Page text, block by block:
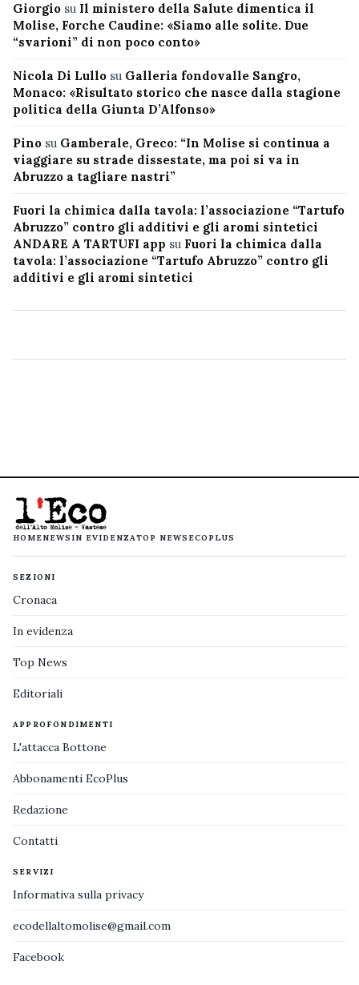
Giorgio su Il ministero della Salute dimentica il
Molise, Forche Caudine: «Siamo alle solite. Due
“svarioni” di non poco conto»
Nicola Di Lullo su Galleria fondovalle Sangro,
Monaco: «Risultato storico che nasce dalla stagione
politica della Giunta D’Alfonso»
Pino su Gamberale, Greco: “In Molise si continua a
viaggiare su strade dissestate, ma poi si va in
Abruzzo a tagliare nastri”
Fuori la chimica dalla tavola: l’associazione “Tartufo
Abruzzo” contro gli additivi e gli aromi sintetici
ANDARE A TARTUFI app su Fuori la chimica dalla
tavola: l’associazione “Tartufo Abruzzo” contro gli
additivi e gli aromi sintetici
HOMENEWS IN EVIDENZATOP NEWS ECOPLUS
SEZIONI
Cronaca
In evidenza
Top News
Editoriali
APPROFONDIMENTI
L'attacca Bottone
Abbonamenti EcoPlus
Redazione
Contatti
SERVIZI
Informativa sulla privacy
ecodellaltomolise@gmail.com
Facebook